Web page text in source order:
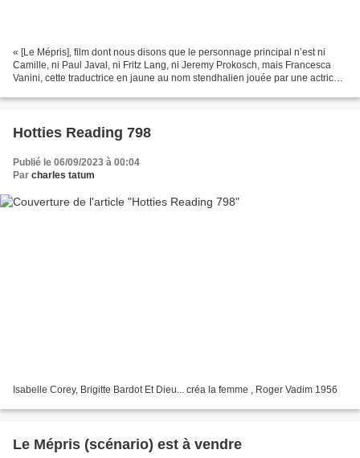
« [Le Mépris], film dont nous disons que le personnage principal n’est ni
Camille, ni Paul Javal, ni Fritz Lang, ni Jeremy Prokosch, mais Francesca
Vanini, cette traductrice en jaune au nom stendhalien jouée par une actrice
Hotties Reading 798
Publié le 06/09/2023 à 00:04
Par charles tatum
Isabelle Corey, Brigitte Bardot Et Dieu... créa la femme , Roger Vadim 1956
Le Mépris (scénario) est à vendre